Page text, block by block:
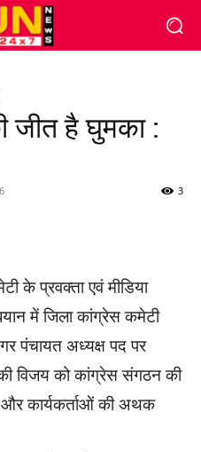
जीत है घुमका :
3
के प्रवक्ता एवं मीडिया
बयान में जिला कांग्रेस कमेटी
पंचायत अध्यक्ष पद पर
की विजय को कांग्रेस संगठन की
और कार्यकर्ताओं की अथक